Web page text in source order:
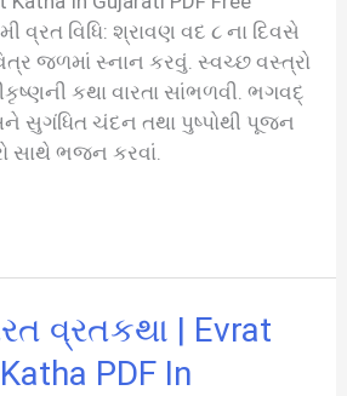
વ્રત વિધિ: શ્રાવણ વદ ૮ ના દિવસે
જળમાં સ્નાન કરવું. સ્વચ્છ વસ્ત્રો
કથા વારતા સાંભળવી. ભગવદ્
સુગંધિત ચંદન તથા પુષ્પોથી પૂજન
સાથે ભજન કરવાં.
વ્રતકથા | Evrat
PDF In